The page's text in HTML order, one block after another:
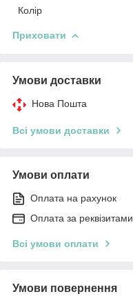
Колір
Приховати
Умови доставки
Нова Пошта
Всі умови доставки
Умови оплати
Оплата на рахунок
Оплата за реквізитами
Всі умови оплати
Умови повернення